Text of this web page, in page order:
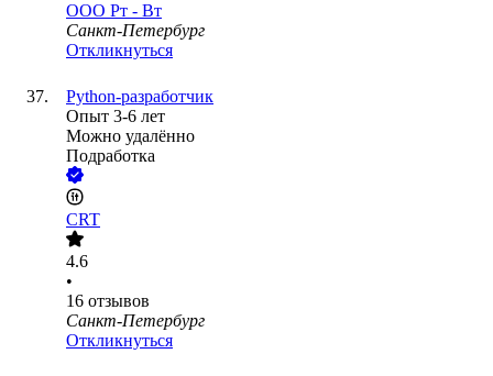
ООО Рт - Вт
Санкт-Петербург
Откликнуться
Python-разработчик
Опыт 3-6 лет
Можно удалённо
Подработка
CRT
4.6
•
16 отзывов
Санкт-Петербург
Откликнуться